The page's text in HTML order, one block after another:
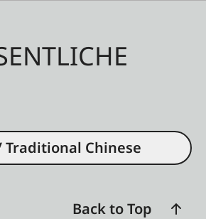
Traditional Chinese
Back to Top